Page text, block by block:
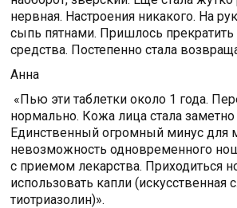
нервная. Настроения никакого. На
сыпь пятнами. Пришлось прекратить
средства. Постепенно стала
Анна
«Пью эти таблетки около 1 года.
нормально. Кожа лица стала заметно
Единственный огромный минус для
невозможность одновременного
с приемом лекарства. Приходиться
использовать капли (искусственная
тиотриазолин)».